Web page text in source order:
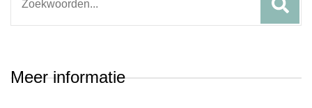
Meer informatie